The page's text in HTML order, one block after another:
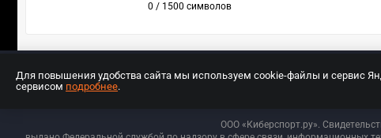
0 / 1500 символов
ООО «Киберспорт.ру».
Для повышения удобства сайта мы используем cookie-файлы и сервис
сервисом подробнее.